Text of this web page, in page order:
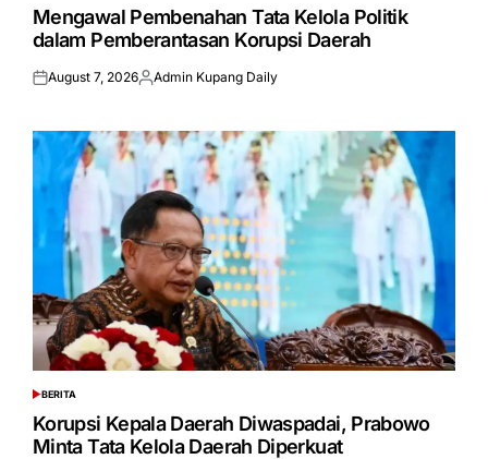
INMengawal Pembenahan Tata Kelola Politik
dalam Pemberantasan Korupsi Daerah
Posted
August 7, 2026Posted
Admin Kupang Daily
POSTED
IN
BERITA
Korupsi Kepala Daerah Diwaspadai, Prabowo
Minta Tata Kelola Daerah Diperkuat